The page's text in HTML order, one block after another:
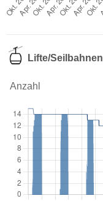
Lifte/Seilbahnen
Anzahl